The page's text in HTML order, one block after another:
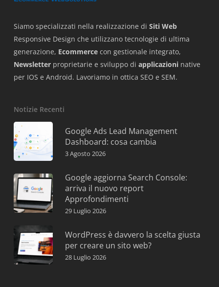
Siamo specializzati nella realizzazione di Siti Web
Responsive Design che utilizzano tecnologie di ultima
generazione, Ecommerce con gestionale integrato,
Newsletter proprietarie e sviluppo di applicazioni native
per IOS e Android. Lavoriamo in ottica SEO e SEM.
Notizie Recenti
Google Ads Lead Management
Dashboard: cosa cambia
3 Agosto 2026
Google aggiorna Search Console:
arriva il nuovo report
Approfondimenti
29 Luglio 2026
WordPress è davvero la scelta giusta
per creare un sito web?
28 Luglio 2026